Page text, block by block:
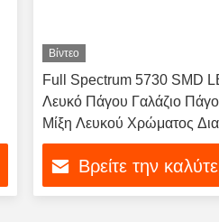
Βίντεο
Full Spectrum 5730 SMD
Λευκό Πάγου Γαλάζιο
Μίξη Λευκού Χρώματος
Προσαρμογή 1W Για Φώτα
Ενυδρείου υδρόβια φυτά
ψάρια
Βρείτε την